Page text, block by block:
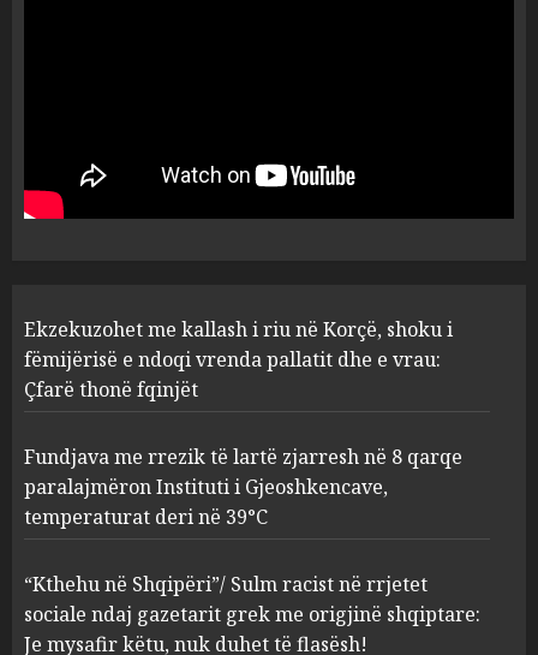
2
paralajmëron Instituti i
Gjeoshkencave, temperaturat
deri në 39°C
3
racist në rrjetet sociale ndaj
gazetarit grek me origjinë
nuk duhet të flasësh!
Sherr në burgun e Fierit, dy të
burgosur përfundojnë në
AUGUST 8, 2026
Ekzekuzohet me kallash i riu në Korçë, shoku i
fëmijërisë e ndoqi vrenda pallatit dhe e vrau:
Çfarë thonë fqinjët
Fundjava me rrezik të lartë zjarresh në 8 qarqe
paralajmëron Instituti i Gjeoshkencave,
temperaturat deri në 39°C
“Kthehu në Shqipëri”/ Sulm racist në rrjetet
sociale ndaj gazetarit grek me origjinë shqiptare:
Je mysafir këtu, nuk duhet të flasësh!